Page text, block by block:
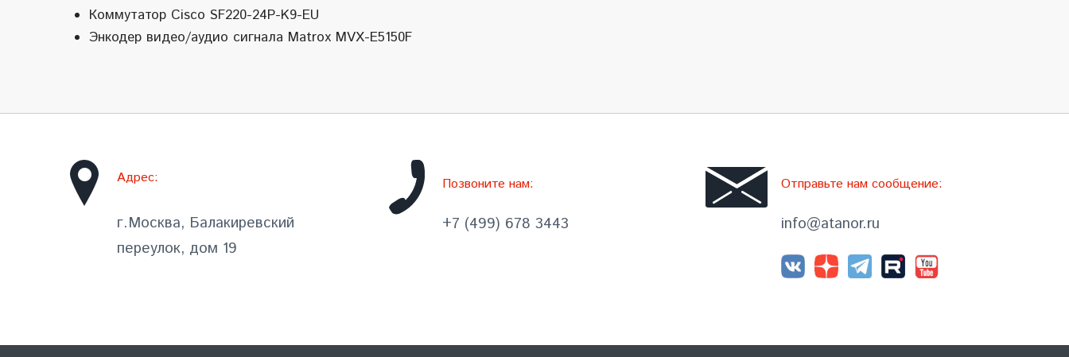
Коммутатор Cisco SF220-24P-K9-EU
Энкодер видео/аудио сигнала Matrox MVX-E5150F
Адрес:
г.Москва, Балакиревский
переулок, дом 19
Позвоните нам:
+7 (499) 678 3443
Отправьте нам сообщение:
info@atanor.ru